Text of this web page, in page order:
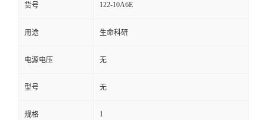
货号 122-10A6E
用途 生命科研
电源电压 无
型号 无
规格 1